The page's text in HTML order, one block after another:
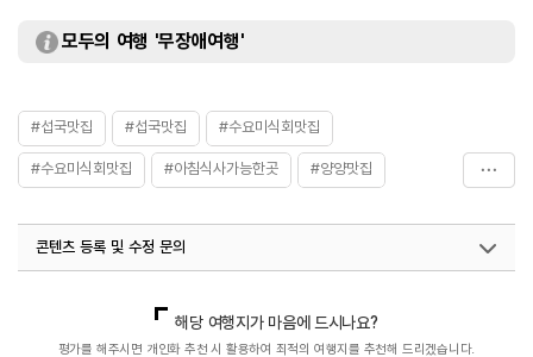
모두의 여행 '무장애여행'
#섭국맛집 #섭국맛집 #수요미식회맛집
#수요미식회맛집 #아침식사가능한곳 #양양맛집
콘텐츠 등록 및 수정 문의
해당 여행지가 마음에 드시나요?
평가를 해주시면 개인화 추천 시 활용하여 최적의 여행지를 추천해 드리겠습니다.